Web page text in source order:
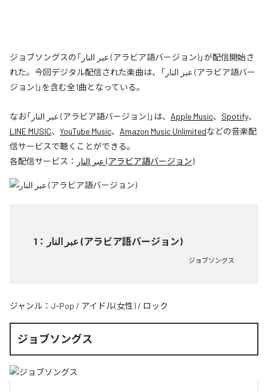
ジョブソングスの「عبر النار (アラビア語バージョン)」が配信開始さ
れた。今回デジタル配信された楽曲は、「عبر النار (アラビア語バー
ジョン)」を含む全1曲となっている。
なお「 عبر النار (アラビア語バージョン)」は、 Apple Music、 Spotify、
LINE MUSIC、 YouTube Music、 Amazon Music Unlimitedなどの音楽配
信サービスで聴くことができる。
各配信サービス：
عبر النار (アラビア語バージョン)
1 ： عبر النار (アラビア語バージョン)
ジョブソングス
ジャンル： J-Pop / アイドル(女性) / ロック
ジョブソングス